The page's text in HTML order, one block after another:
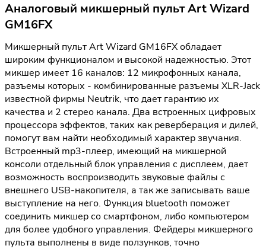
Аналоговый микшерный пульт Art Wizard
GM16FX
Микшерный пульт Art Wizard GM16FX обладает
широким функционалом и высокой надежностью. Этот
микшер имеет 16 каналов: 12 микрофонных канала,
разъемы которых - комбинированные разъемы XLR-Jack
известной фирмы Neutrik, что дает гарантию их
качества и 2 стерео канала. Два встроенных цифровых
процессора эффектов, таких как реверберация и дилей,
помогут вам найти необходимый характер звучания.
Встроенный mp3-плеер, имеющий на микшерной
консоли отдельный блок управления с дисплеем, дает
возможность воспроизводить звуковые файлы с
внешнего USB-накопителя, а так же записывать ваше
выступление на него. Функция bluetooth поможет
соединить микшер со смартфоном, либо компьютером
для более удобного управления. Фейдеры микшерного
пульта выполнены в виде ползунков, точно